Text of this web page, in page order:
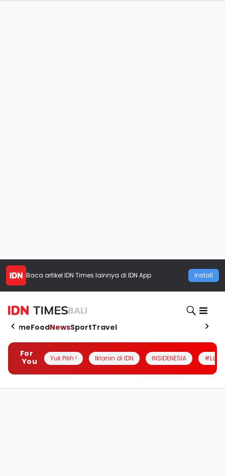
Baca artikel IDN Times lainnya di IDN App Install
BALI
HomeFoodNewsSportTravel
For
You
Yuk Pilih ! Iklanin di IDN INSIDENESIA